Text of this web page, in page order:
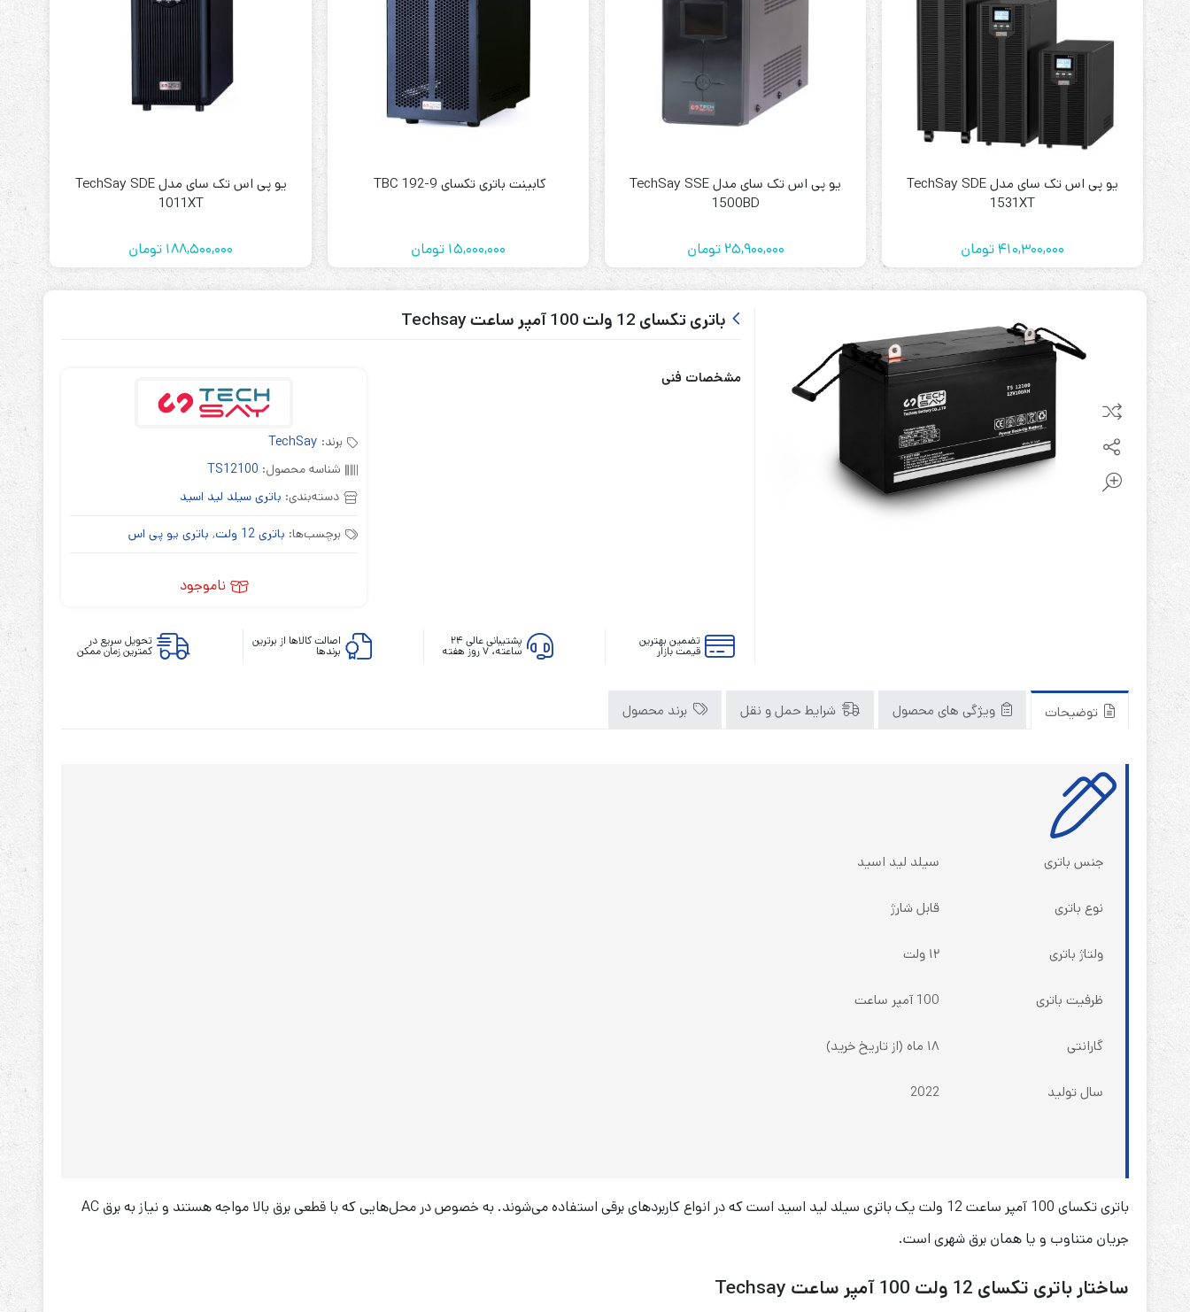
سلاموند
موریسل
یونیتکس پاور
رله‌ای
Prince
سروو موتوری
تابلوی بای پس
روش های تخلیه
یو پی اس تک سای مدل TechSay SDE
1531XT
410,300,000 تومان
یو پی اس تک سای مدل TechSay SSE
1500BD
25,900,000 تومان
کابینت باتری تکسای TBC 192-9
15,000,000 تومان
یو پی اس تک سای مدل TechSay SDE
1011XT
188,500,000 تومان
باتری تکسای 12 ولت 100 آمپر ساعت Techsay
مشخصات فنی
برند: TechSay
شناسه محصول: TS12100
دسته‌بندی: باتری سیلد لید اسید
برچسب‌ها: باتری 12 ولت , باتری یو پی اس
ناموجود
تضمین بهترین
قیمت بازار
پشتیبانی عالی ۲۴
ساعته، ۷ روز هفته
اصالت کالاها از برترین
برندها
تحویل سریع در
کمترین زمان ممکن
توضیحات ویژگی های محصول شرایط حمل و نقل برند محصول
جنس باتری سیلد لید اسید
نوع باتری قابل شارژ
ولتاژ باتری ۱۲ ولت
ظرفیت باتری 100 آمپر ساعت
گارانتی ۱۸ ماه (از تاریخ خرید)
سال تولید 2022
باتری تکسای 100 آمپر ساعت 12 ولت یک باتری سیلد لید اسید است که در انواع کاربردهای برقی استفاده می‌شوند. به خصوص در محل‌هایی که با قطعی برق بالا مواجه هستند و نیاز به برق AC
جریان متناوب و یا همان برق شهری است.
ساختار باتری تکسای 12 ولت 100 آمپر ساعت Techsay